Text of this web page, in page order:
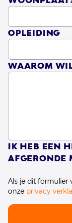
Hierbij staat
participatie
Ons Tweede
gewerkt aan
passend
cliënten.
Kortom, Ons
OPLEIDING
WAAROM
IK HEB EEN
AFGERONDE
Als je dit formulier
onze privacy